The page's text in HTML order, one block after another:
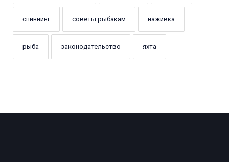
спиннинг советы рыбакам наживка
рыба законодательство яхта